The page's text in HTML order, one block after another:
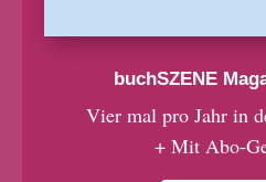
buchSZENE
Vier mal pro Jahr in
+ Mit Abo-